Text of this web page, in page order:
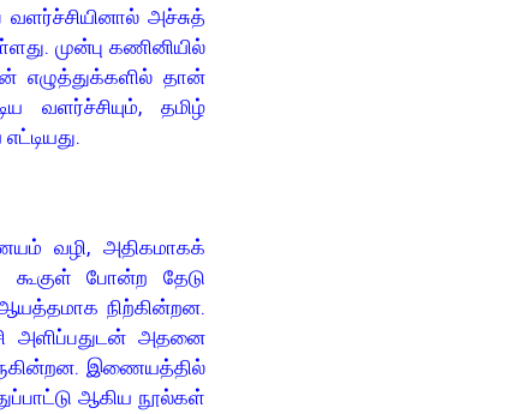
அச்சுத்
முன்பு கணினியில்
எழுத்துக்களில் தான்
வளர்ச்சியும், தமிழ்
வழி, அதிகமாகக்
போன்ற தேடு
நிற்கின்றன.
அளிப்பதுடன் அதனை
இணையத்தில்
ஆகிய நூல்கள்